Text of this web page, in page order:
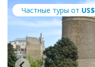
Частные туры от US$